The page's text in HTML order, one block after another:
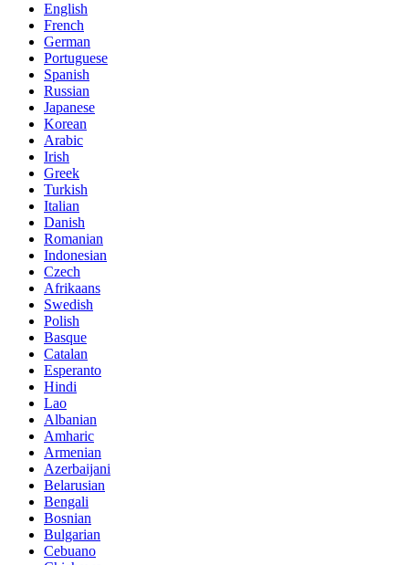
English
French
German
Portuguese
Spanish
Russian
Japanese
Korean
Arabic
Irish
Greek
Turkish
Italian
Danish
Romanian
Indonesian
Czech
Afrikaans
Swedish
Polish
Basque
Catalan
Esperanto
Hindi
Lao
Albanian
Amharic
Armenian
Azerbaijani
Belarusian
Bengali
Bosnian
Bulgarian
Cebuano